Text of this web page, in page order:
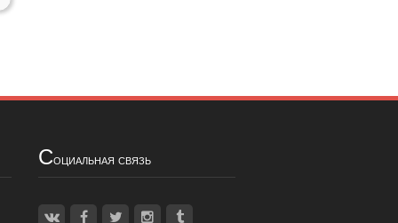
Социальная связь